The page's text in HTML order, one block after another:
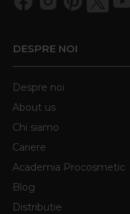
DESPRE NOI
Despre noi
About us
Chi siamo
Cariere
Academia Procosmetic
Blog
Distributie